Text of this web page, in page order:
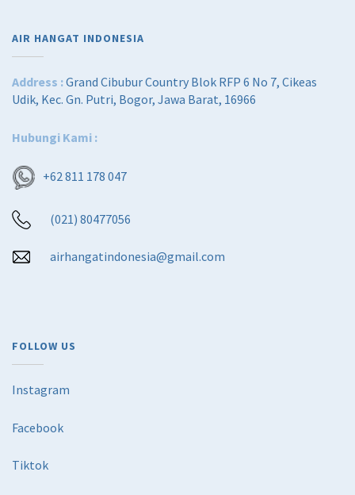
AIR HANGAT INDONESIA
Address :Grand Cibubur Country Blok RFP 6 No 7, Cikeas
Udik, Kec. Gn. Putri, Bogor, Jawa Barat, 16966
Hubungi Kami :
+62 811 178 047
(021) 80477056
airhangatindonesia@gmail.com
FOLLOW US
Instagram
Facebook
Tiktok